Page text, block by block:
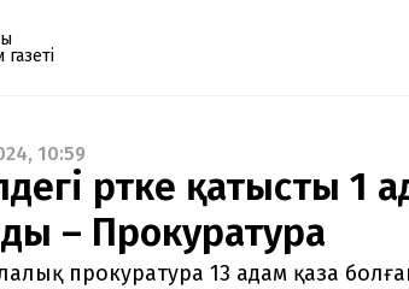
газеті
ай сайын электронды
Жаңа нөмір
жіберіледі. Тек email
өзіміз жібереміз.
10:59
өртке қатысты 1
– Прокуратура
прокуратура 13 адам қаза